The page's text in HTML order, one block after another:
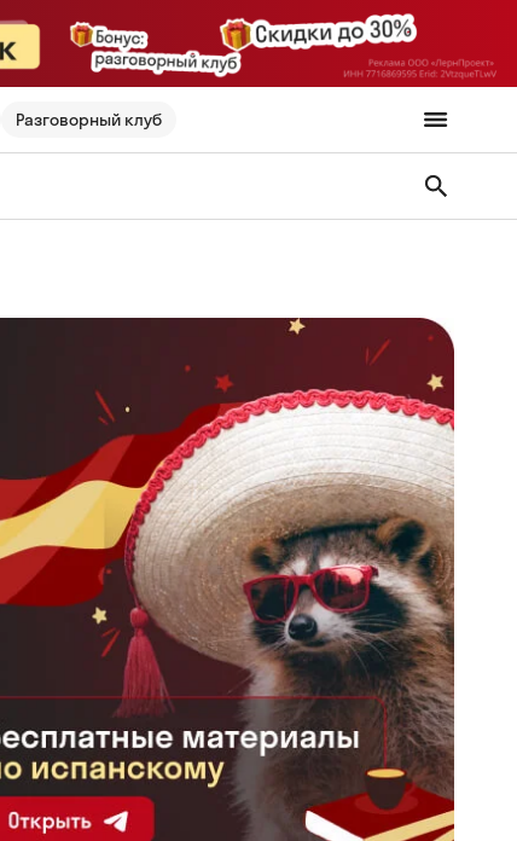
Разговорный клуб